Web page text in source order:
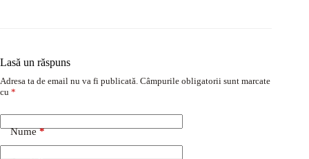
Lasă un răspuns
Adresa ta de email nu va fi publicată. Câmpurile obligatorii sunt marcate
cu *
Nume*